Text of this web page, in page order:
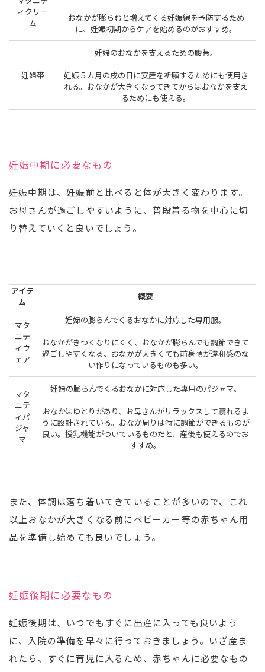
ィクリー
ム
おなかが膨らむと増えてくる妊娠線を予防するため
に、妊娠初期からケアを始めるのがおすすめ。
妊婦帯
妊婦のおなかを支えるための腹帯。
妊娠５カ月の戌の日に安産を祈願するためにも使用さ
れる。おなかが大きくなってきてからはおなかを支え
るためにも使える。
妊娠中期に必要なもの
妊娠中期は、妊娠前と比べると体が大きく変わります。
お母さんが過ごしやすいように、普段着る物を中心に切
り替えていくと良いでしょう。
アイテ
ム
概要
マタ
ニテ
ィウ
ェア
妊婦の膨らんでくるおなかに対応した専用服。
おなかがきつくなりにくく、おなかが膨らんでも調節できて
過ごしやすくなる。おなかが大きくても前身頃が違和感のな
い作りになっているものも多い。
マタ
ニテ
ィパ
ジャ
マ
妊婦の膨らんでくるおなかに対応した専用のパジャマ。
おなかはゆとりがあり、お母さんがリラックスして寝れるよ
うに設計されている。おなか周りは特に調節ができるものが
良い。授乳機能がついているものだと、産後も使えるのでお
すすめ。
また、体調は落ち着いてきていることが多いので、これ
以上おなかが大きくなる前にベビーカー等の赤ちゃん用
品を準備し始めても良いでしょう。
妊娠後期に必要なもの
妊娠後期は、いつでもすぐに出産に入っても良いよう
に、入院の準備を早々に行っておきましょう。いざ産ま
れたら、すぐに育児に入るため、赤ちゃんに必要なもの